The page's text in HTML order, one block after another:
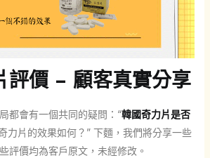
評價 – 顧客真實分享
都會有一個共同的疑問：“韓國奇力片是否
力片的效果如何？” 下麵，我們將分享一些
評價均為客戶原文，未經修改。